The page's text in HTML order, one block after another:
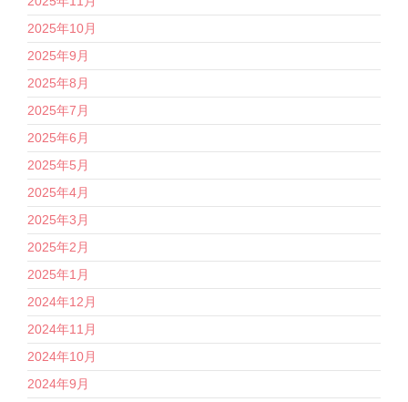
2025年10月
2025年9月
2025年8月
2025年7月
2025年6月
2025年5月
2025年4月
2025年3月
2025年2月
2025年1月
2024年12月
2024年11月
2024年10月
2024年9月